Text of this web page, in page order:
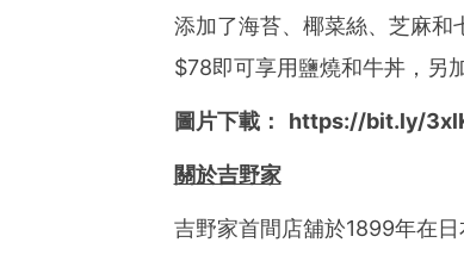
添加了海苔、椰菜絲、芝麻和
$78即可享用鹽燒和牛丼， 另
圖片下載： https://bit.ly/
關於吉野家
吉野家首間店舖於1899年在